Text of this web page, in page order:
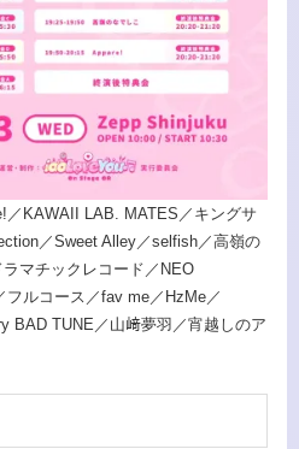
／KAWAII LAB. MATES／キングサ
／Sweet Alley／selfish／高嶺の
マチックレコード／NEO
ルコース／fav me／HzMe／
BAD TUNE／山﨑夢羽／宵越しのア